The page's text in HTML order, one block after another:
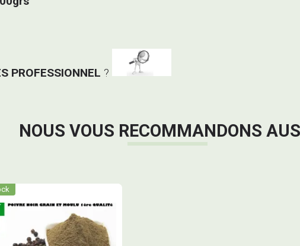
PROFESSIONNEL ?
NOUS VOUS RECOMMANDONS